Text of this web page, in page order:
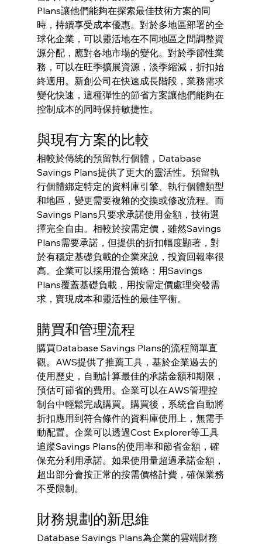
Plans讓他們能夠在探索最佳技術方案的同
時，持續享受成本優惠。對於多地區部署的全
球化企業，可以靈活地在不同地區之間調整資
源分配，應對各地市場的變化。對於季節性業
務，可以在旺季擴展資源，淡季縮減，折扣始
終適用。新創公司在快速成長階段，業務需求
變化快速，這種彈性的節省方案讓他們能夠在
控制成本的同時保持敏捷性。
與現有方案的比較
相較於傳統的預留執行個體，Database
Savings Plans提供了更大的靈活性。預留執
行個體綁定特定的資料庫引擎、執行個體類型
和地區，變更需要複雜的交換或修改流程。而
Savings Plans只要求承諾使用金額，技術選
擇完全自由。相較於按需定價，雖然Savings
Plans需要承諾，但提供的折扣幅度顯著，對
於有穩定基礎負載的企業來說，投資回報率很
高。企業可以採用混合策略：用Savings
Plans覆蓋基礎負載，用按需定價處理突發需
求，實現成本和靈活性的最佳平衡。
購買和管理流程
購買Database Savings Plans的流程簡單直
觀。AWS提供了推薦工具，基於企業過去的
使用歷史，自動計算最佳的承諾金額和期限，
預估可節省的費用。企業可以在AWS管理控
制台中輕鬆完成購買。購買後，系統會自動將
折扣應用到符合條件的資料庫使用上，無需手
動配置。企業可以透過Cost Explorer等工具
追蹤Savings Plans的使用率和節省金額，確
保充分利用承諾。如果使用量超過承諾金額，
超出部分會按正常的按需價格計費，確保業務
不受限制。
財務規劃的新思維
Database Savings Plans為企業的雲端財務